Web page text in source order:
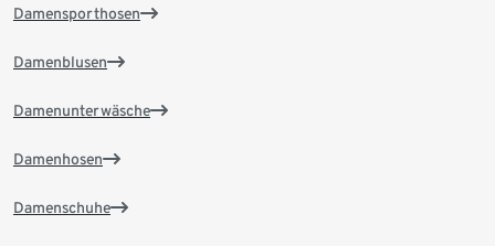
Damensporthosen
Damenblusen
Damenunterwäsche
Damenhosen
Damenschuhe